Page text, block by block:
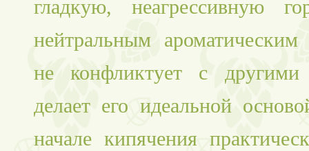
гладкую, неагрессивную
нейтральным
не конфликтует с
делает его идеальной
начале кипячения